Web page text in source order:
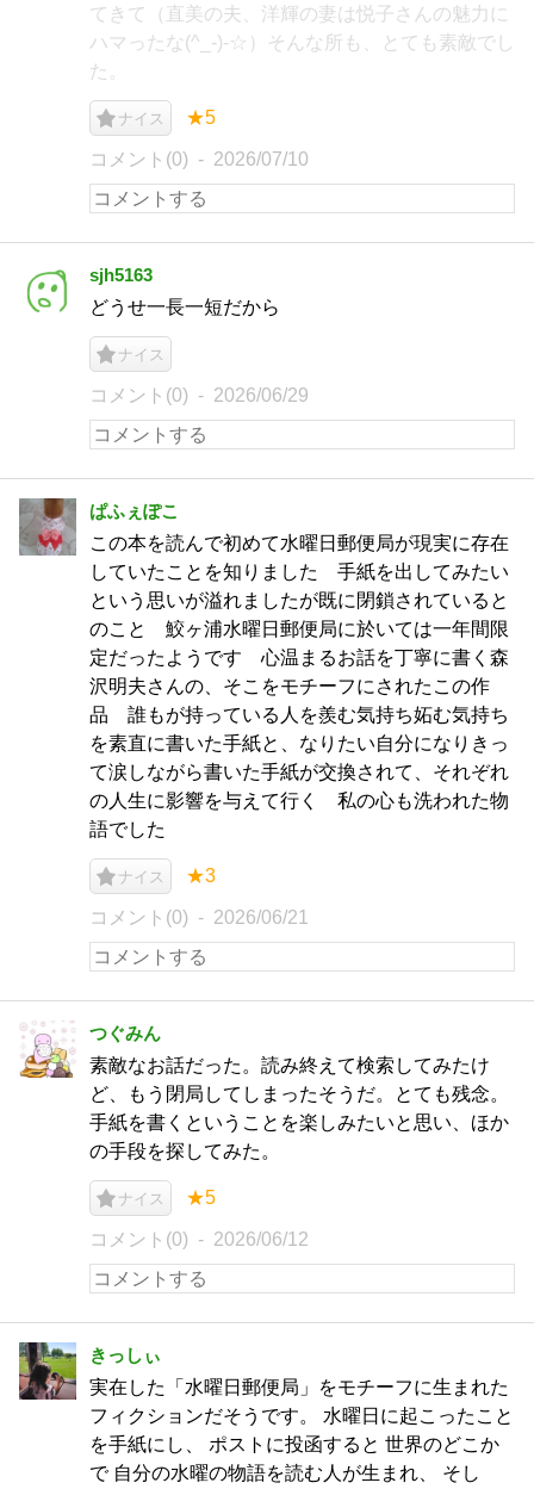
てきて（直美の夫、洋輝の妻は悦子さんの魅力に
ハマったな(^_-)-☆）そんな所も、とても素敵でし
た。
ナイス ★5
コメント(0) 2026/07/10
sjh5163
どうせ一長一短だから
ナイス
コメント(0) 2026/06/29
ぱふぇぽこ
この本を読んで初めて水曜日郵便局が現実に存在
していたことを知りました 手紙を出してみたい
という思いが溢れましたが既に閉鎖されていると
のこと 鮫ヶ浦水曜日郵便局に於いては一年間限
定だったようです 心温まるお話を丁寧に書く森
沢明夫さんの、そこをモチーフにされたこの作
品 誰もが持っている人を羨む気持ち妬む気持ち
を素直に書いた手紙と、なりたい自分になりきっ
て涙しながら書いた手紙が交換されて、それぞれ
の人生に影響を与えて行く 私の心も洗われた物
語でした
ナイス ★3
コメント(0) 2026/06/21
つぐみん
素敵なお話だった。読み終えて検索してみたけ
ど、もう閉局してしまったそうだ。とても残念。
手紙を書くということを楽しみたいと思い、ほか
の手段を探してみた。
ナイス ★5
コメント(0) 2026/06/12
きっしぃ
実在した「水曜日郵便局」をモチーフに生まれた
フィクションだそうです。 水曜日に起こったこと
を手紙にし、 ポストに投函すると 世界のどこか
で 自分の水曜の物語を読む人が生まれ、 そし